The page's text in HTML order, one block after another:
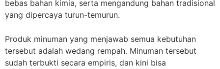
bebas bahan kimia, serta mengandung bahan tradisional
yang dipercaya turun-temurun.
Produk minuman yang menjawab semua kebutuhan
tersebut adalah wedang rempah. Minuman tersebut
sudah terbukti secara empiris, dan kini bisa